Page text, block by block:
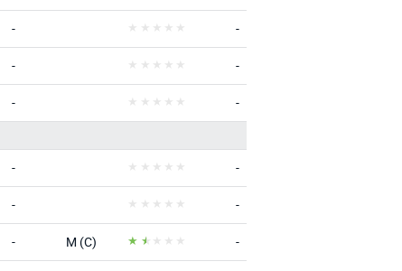
- -
- -
- -
- -
- -
- M (C) -